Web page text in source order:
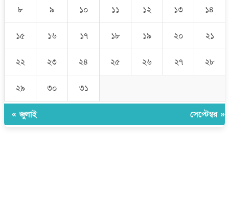
৮ ৯ ১০ ১১ ১২ ১৩ ১৪
১৫ ১৬ ১৭ ১৮ ১৯ ২০ ২১
২২ ২৩ ২৪ ২৫ ২৬ ২৭ ২৮
২৯ ৩০ ৩১
« জুলাই সেপ্টেম্বর »